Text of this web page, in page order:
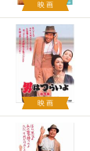
映画
映画